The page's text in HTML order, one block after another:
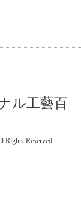
ル工藝百
Rights Reserved.